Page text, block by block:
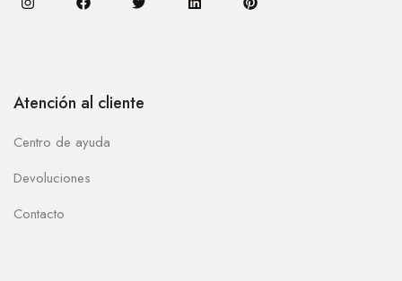
Atención al cliente
Centro de ayuda
Devoluciones
Contacto